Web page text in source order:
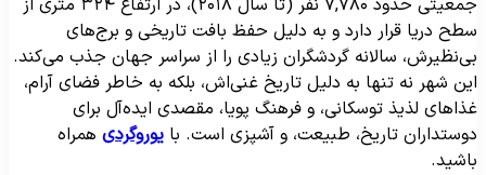
جمعیتی حدود ۷,۷۸۰ نفر (تا سال ۲۰۱۸)، در ارتفاع ۳۲۴ متری از
دریا قرار دارد و به دلیل حفظ بافت تاریخی و برج‌های
سالانه گردشگران زیادی را از سراسر جهان جذب می‌کند.
شهر نه تنها به دلیل تاریخ غنی‌اش، بلکه به خاطر فضای آرام،
لذیذ توسکانی، و فرهنگ پویا، مقصدی ایده‌آل برای
تاریخ، طبیعت، و آشپزی است. بایوروگردیهمراه